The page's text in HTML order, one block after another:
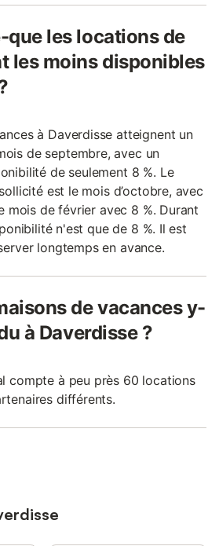
que les locations de
les moins disponibles
à Daverdisse atteignent un
de septembre, avec un
de seulement 8 %. Le
est le mois d’octobre, avec
mois de février avec 8 %. Durant
n'est que de 8 %. Il est
longtemps en avance.
de vacances y-
à Daverdisse ?
compte à peu près 60 locations
différents.